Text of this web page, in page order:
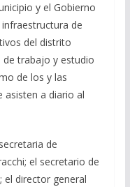
y el Gobierno
de
del distrito
de trabajo y estudio
de los y las
asisten a diario al
de
el secretario de
el director general